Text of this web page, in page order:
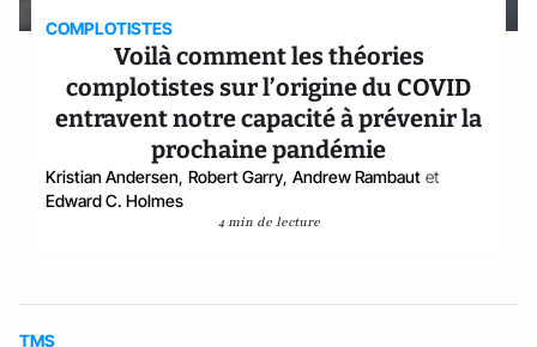
COMPLOTISTES
Voilà comment les théories
complotistes sur l’origine du COVID
entravent notre capacité à prévenir la
prochaine pandémie
Kristian Andersen, Robert Garry, Andrew Rambaut et
Edward C. Holmes
4 min de lecture
TMS